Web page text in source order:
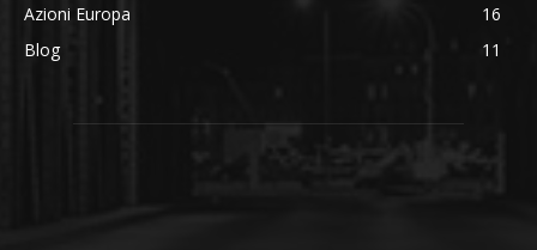
Azioni Europa
16
Blog
11